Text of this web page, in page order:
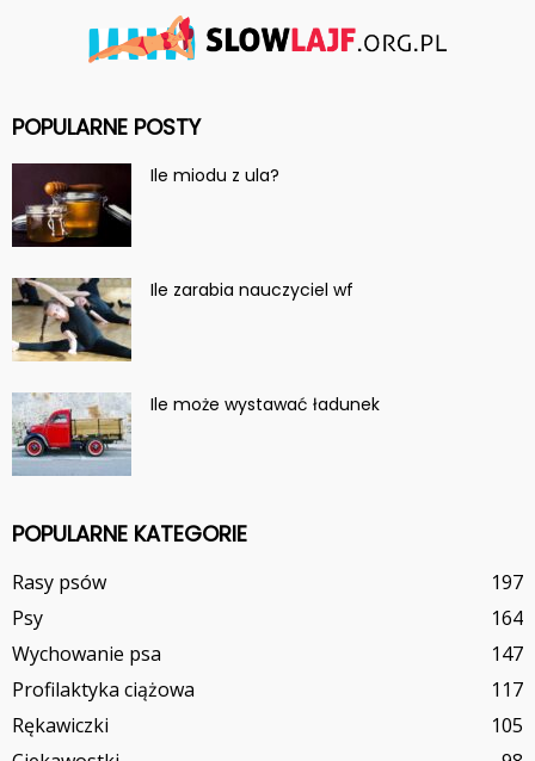
POPULARNE POSTY
Ile miodu z ula?
Ile zarabia nauczyciel wf
Ile może wystawać ładunek
POPULARNE KATEGORIE
Rasy psów
197
Psy
164
Wychowanie psa
147
Profilaktyka ciążowa
117
Rękawiczki
105